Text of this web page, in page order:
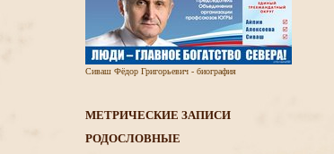
Сиваш Фёдор Григорьевич - биография
МЕТРИЧЕСКИЕ ЗАПИСИ
РОДОСЛОВНЫЕ